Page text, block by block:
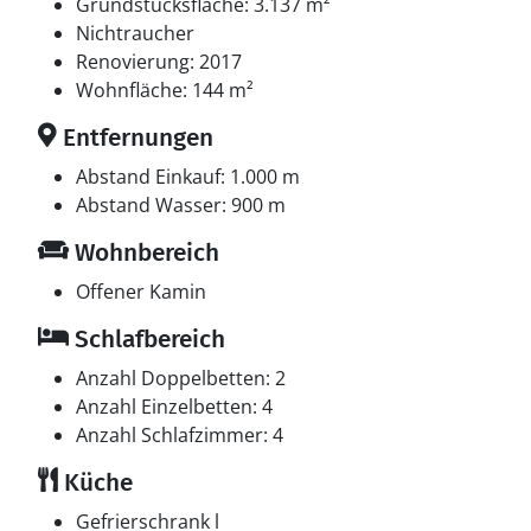
Multimedien
In der Ferienunterkunft gibt es einen Fernseher. 1
Smart-TV. Radio. Blootooth. Mindestens 4 dänische
Fernsehsender. Mindestens 4 deutsche
Fernsehsender. Es steht kabellose Internetverbindung
zur Verfügung.
Nichtraucher
Renovierung: 2017
Wohnfläche: 144 m²
Entfernungen
Abstand Einkauf: 1.000 m
Abstand Wasser: 900 m
Wohnbereich
Offener Kamin
Schlafbereich
Anzahl Doppelbetten: 2
Anzahl Einzelbetten: 4
Anzahl Schlafzimmer: 4
Küche
Gefrierschrank l